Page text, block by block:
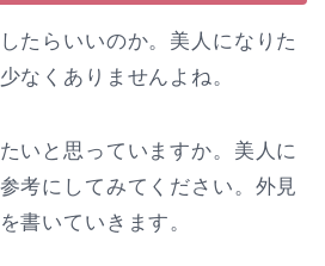
たらいいのか。美人になりた
なくありませんよね。
いと思っていますか。美人に
考にしてみてください。外見
書いていきます。